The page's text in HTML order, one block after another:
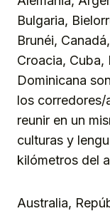
Bulgaria,
Brunéi,
Croacia, Cuba,
Dominicana
los corredores/
reunir en un
culturas y
kilómetros del
Australia,